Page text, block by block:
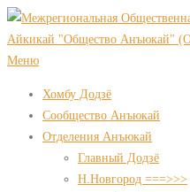
Перейти
к
содержимому
Меню
Хомбу Додзё
Сообщество Анъюкай
Отделения Анъюкай
Главный Додзё
Н.Новгород ===>>>